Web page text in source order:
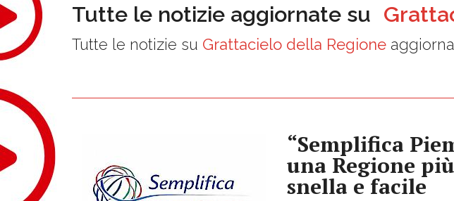
Tutte le notizie aggiornate su
Tutte le notizie su Grattacielo della Regione
“Semplifica
una Regione
snella e facile